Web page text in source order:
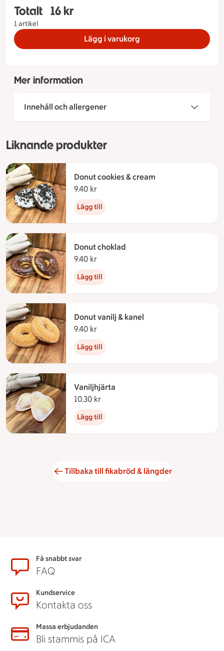
Totalt
1 artikel
Totalt 1 stycken Chokladmuffins, 16 kronor
16 kr
Lägg i varukorg
Mer information
Innehåll och allergener
Liknande produkter
Donut cookies & cream
9.40 kr
Lägg till
Donut choklad
9.40 kr
Lägg till
Donut vanilj & kanel
9.40 kr
Lägg till
Vaniljhjärta
10.30 kr
Lägg till
Tillbaka till fikabröd & längder
SidfotFå snabbt svar
FAQ
Kundservice
Kontakta oss
Massa erbjudanden
Bli stammis på ICA